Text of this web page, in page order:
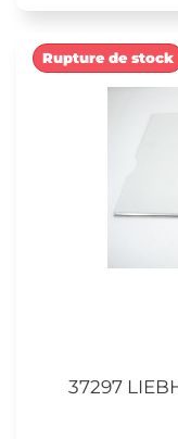
37297
Rupture de stock